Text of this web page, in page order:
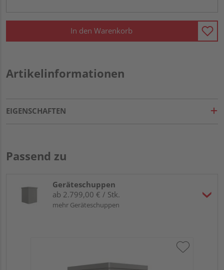
In den Warenkorb
Artikelinformationen
EIGENSCHAFTEN
Passend zu
Geräteschuppen
ab 2.799,00 € / Stk.
mehr Geräteschuppen